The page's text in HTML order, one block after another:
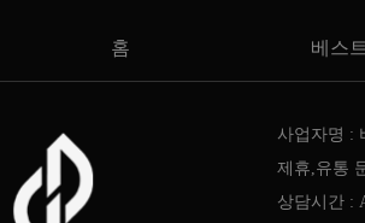
홈 베스
사업자명 :
제휴,유통
상담시간 :